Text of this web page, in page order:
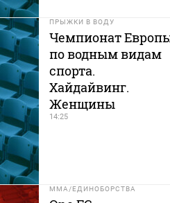
ПРЫЖКИ В ВОДУ
Чемпионат
по водным видам
спорта.
Хайдайвинг.
Женщины
14:25
MMA/ЕДИНОБОРСТВА